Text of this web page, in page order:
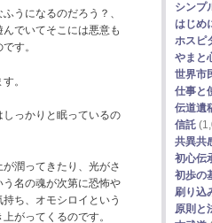
うになるのだろう？、
でいてそこには悪意も
す。
。
っかりと眠っているの
潤ってきたり、光がさ
名の魂が次第に恐怖や
ち、オモシロイという
がってくるのです。
シンプ
はじめ
ホスピ
やまと
世界市
仕事と
伝道遺
信託
共異共
初心伝
初歩の
刷り込
原則と